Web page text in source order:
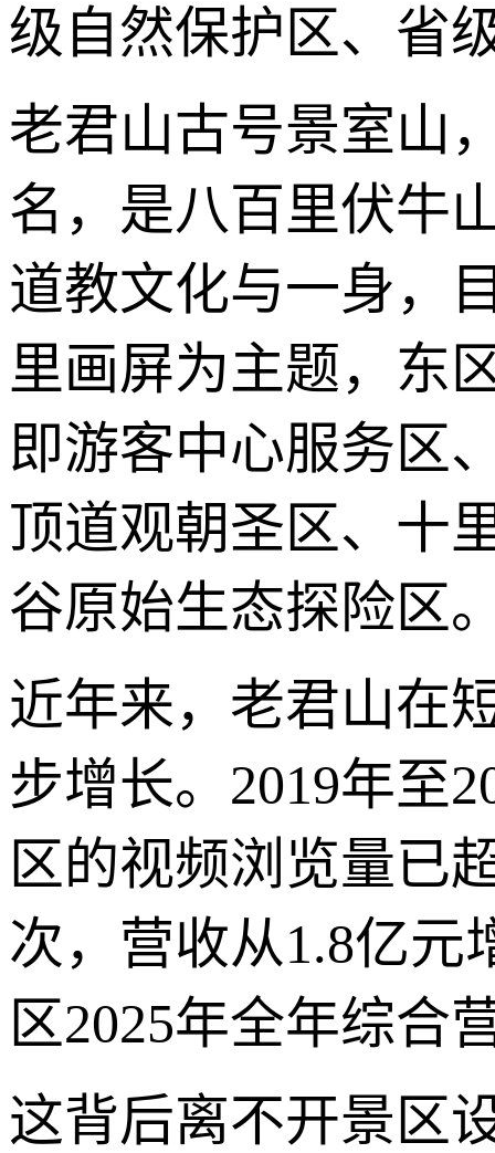
级自然保护区、省
老君山古号景室山
名，是八百里伏牛
道教文化与一身，
里画屏为主题，东
即游客中心服务区
顶道观朝圣区、十
谷原始生态探险区
近年来，老君山在
步增长。2019年至
区的视频浏览量已
次，营收从1.8亿元
区2025年全年综合
这背后离不开景区